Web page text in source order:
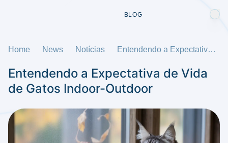
BLOG
Home News Notícias Entendendo a Expectativa de Vida de Gatos Indoor-Outdoor
Entendendo a Expectativa de Vida
de Gatos Indoor-Outdoor